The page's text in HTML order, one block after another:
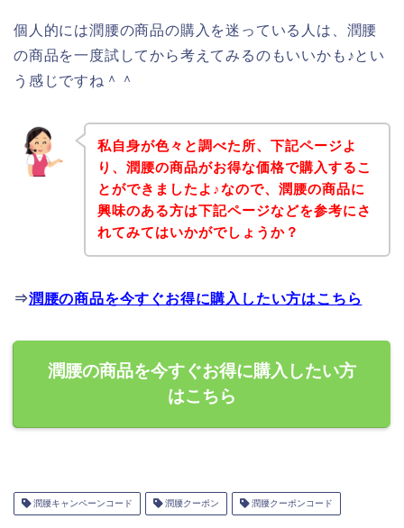
個人的には潤腰の商品の購入を迷っている人は、潤腰
の商品を一度試してから考えてみるのもいいかも♪とい
う感じですね＾＾
私自身が色々と調べた所、下記ページよ
り、潤腰の商品がお得な価格で購入するこ
とができましたよ♪なので、潤腰の商品に
興味のある方は下記ページなどを参考にさ
れてみてはいかがでしょうか？
⇒潤腰の商品を今すぐお得に購入したい方はこちら
潤腰の商品を今すぐお得に購入したい方
はこちら
潤腰キャンペーンコード 潤腰クーポン 潤腰クーポンコード